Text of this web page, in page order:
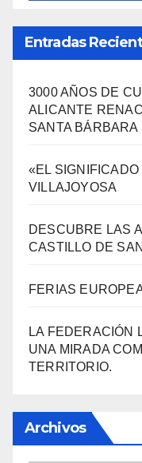
Entradas
3000 AÑOS DE
ALICANTE
SANTA BÁRBARA
«EL
VILLAJOYOSA
DESCUBRE LAS
CASTILLO DE
FERIAS
LA FEDERACIÓN
UNA MIRADA
TERRITORIO.
Archivos